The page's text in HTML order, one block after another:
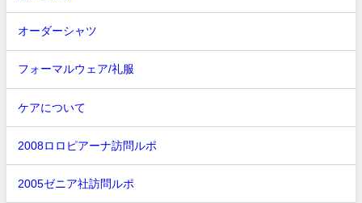
オーダーシャツ
フォーマルウェア/礼服
ケアについて
2008ロロピアーナ訪問ルポ
2005ゼニア社訪問ルポ